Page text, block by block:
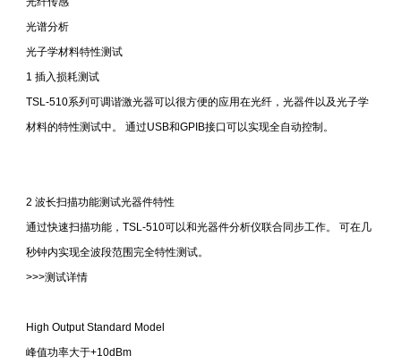
光谱分析
光子学材料特性测试
1 插入损耗测试
TSL-510系列可调谐激光器可以很方便的应用在光纤，光器件以及光子学
材料的特性测试中。 通过USB和GPIB接口可以实现全自动控制。
2 波长扫描功能测试光器件特性
通过快速扫描功能，TSL-510可以和光器件分析仪联合同步工作。 可在几
秒钟内实现全波段范围完全特性测试。
>>>测试详情
High Output Standard Model
峰值功率大于+10dBm